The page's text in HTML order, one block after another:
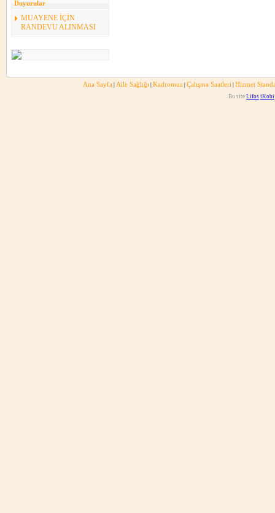
Duyurular
MUAYENE İÇİN
RANDEVU ALINMASI
Ana Sayfa| Aile Sağlığı| Kadromuz| Çalışma Saatleri| Hizmet
Bu site Lifos iKobi